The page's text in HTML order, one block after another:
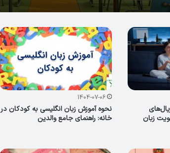
سریال‌های
زبان
1404-07-06
نحوه آموزش زبان انگلیسی به کودکان در
خانه: راهنمای جامع والدین